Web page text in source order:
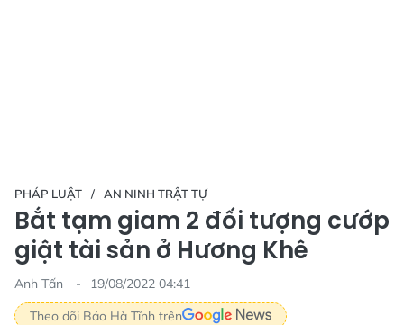
PHÁP LUẬT AN NINH TRẬT TỰ
Bắt tạm giam 2 đối tượng cướp
giật tài sản ở Hương Khê
Anh Tấn
19/08/2022 04:41
Theo dõi Báo Hà Tĩnh trên